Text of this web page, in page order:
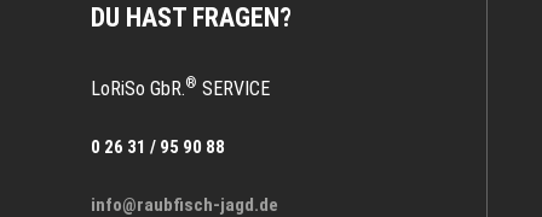
DU HAST FRAGEN?
LoRiSo GbR.® SERVICE
0 26 31 / 95 90 88
info@raubfisch-jagd.de